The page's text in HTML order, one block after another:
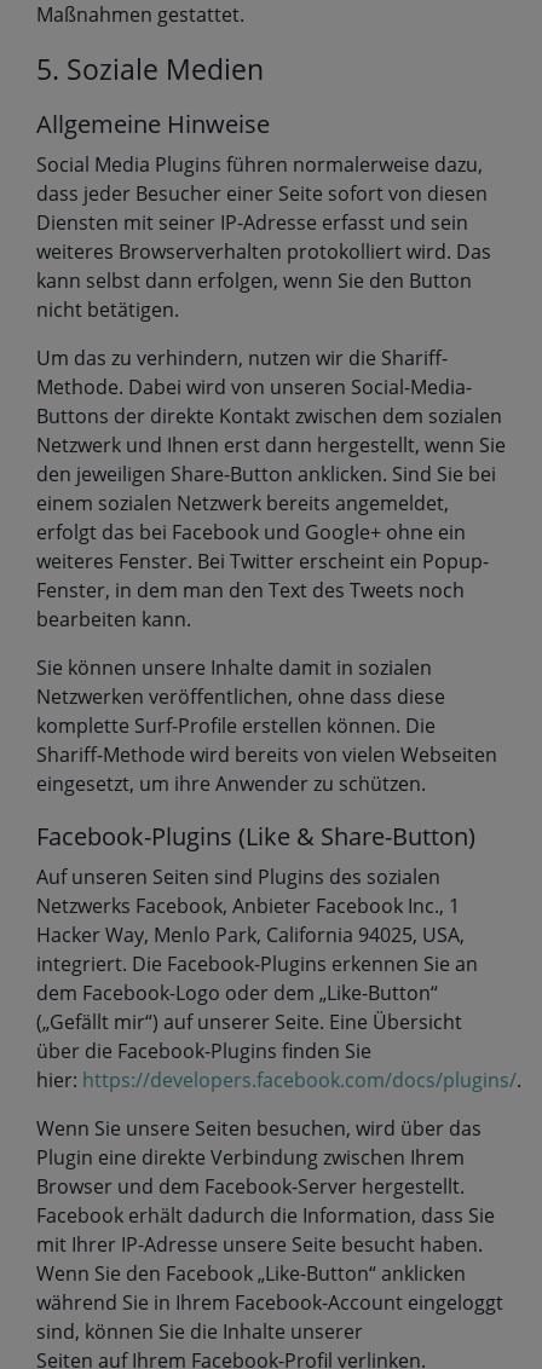
Maßnahmen gestattet.
5. Soziale Medien
Allgemeine Hinweise
Social Media Plugins führen normalerweise dazu,
dass jeder Besucher einer Seite sofort von diesen
Diensten mit seiner IP-Adresse erfasst und sein
weiteres Browserverhalten protokolliert wird. Das
kann selbst dann erfolgen, wenn Sie den Button
nicht betätigen.
Um das zu verhindern, nutzen wir die Shariff-
Methode. Dabei wird von unseren Social-Media-
Buttons der direkte Kontakt zwischen dem sozialen
Netzwerk und Ihnen erst dann hergestellt, wenn Sie
den jeweiligen Share-Button anklicken. Sind Sie bei
einem sozialen Netzwerk bereits angemeldet,
erfolgt das bei Facebook und Google+ ohne ein
weiteres Fenster. Bei Twitter erscheint ein Popup-
Fenster, in dem man den Text des Tweets noch
bearbeiten kann.
Sie können unsere Inhalte damit in sozialen
Netzwerken veröffentlichen, ohne dass diese
komplette Surf-Profile erstellen können. Die
Shariff-Methode wird bereits von vielen Webseiten
eingesetzt, um ihre Anwender zu schützen.
Facebook-Plugins (Like & Share-Button)
Auf unseren Seiten sind Plugins des sozialen
Netzwerks Facebook, Anbieter Facebook Inc., 1
Hacker Way, Menlo Park, California 94025, USA,
integriert. Die Facebook-Plugins erkennen Sie an
dem Facebook-Logo oder dem „Like-Button“
(„Gefällt mir“) auf unserer Seite. Eine Übersicht
über die Facebook-Plugins finden Sie
hier: https://developers.facebook.com/docs/plugins/.
Wenn Sie unsere Seiten besuchen, wird über das
Plugin eine direkte Verbindung zwischen Ihrem
Browser und dem Facebook-Server hergestellt.
Facebook erhält dadurch die Information, dass Sie
mit Ihrer IP-Adresse unsere Seite besucht haben.
Wenn Sie den Facebook „Like-Button“ anklicken
während Sie in Ihrem Facebook-Account eingeloggt
sind, können Sie die Inhalte unserer
Seiten auf Ihrem Facebook-Profil verlinken.